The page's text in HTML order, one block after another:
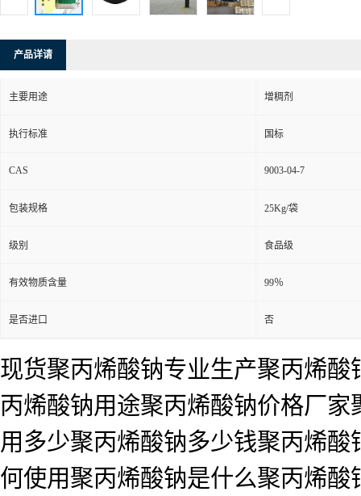
产品详请
主要用途 增稠剂
执行标准 国标
CAS 9003-04-7
包装规格 25Kg/袋
级别 食品级
有效物质含量 99％
是否进口 否
现货聚丙烯酸钠专业生产聚丙烯
丙烯酸钠用途聚丙烯酸钠价格厂
用多少聚丙烯酸钠多少钱聚丙烯
何使用聚丙烯酸钠是什么聚丙烯